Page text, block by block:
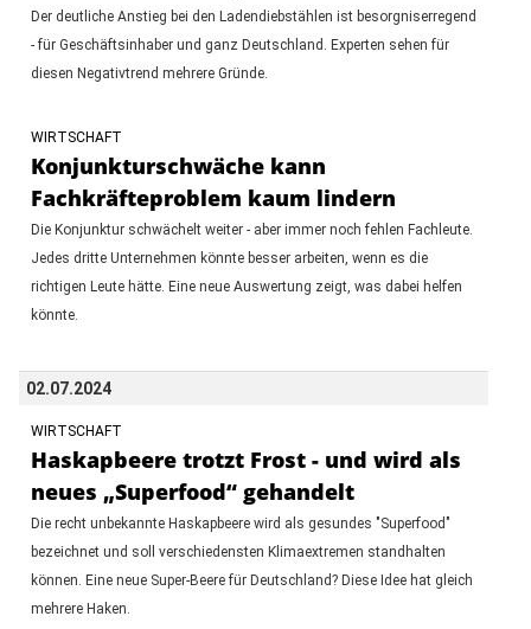
Der deutliche Anstieg bei den Ladendiebstählen ist besorgniserregend
- für Geschäftsinhaber und ganz Deutschland. Experten sehen für
diesen Negativtrend mehrere Gründe.
WIRTSCHAFT
Konjunkturschwäche kann
Fachkräfteproblem kaum lindern
Die Konjunktur schwächelt weiter - aber immer noch fehlen Fachleute.
Jedes dritte Unternehmen könnte besser arbeiten, wenn es die
richtigen Leute hätte. Eine neue Auswertung zeigt, was dabei helfen
könnte.
02.07.2024
WIRTSCHAFT
Haskapbeere trotzt Frost - und wird als
neues „Superfood“ gehandelt
Die recht unbekannte Haskapbeere wird als gesundes "Superfood"
bezeichnet und soll verschiedensten Klimaextremen standhalten
können. Eine neue Super-Beere für Deutschland? Diese Idee hat gleich
mehrere Haken.